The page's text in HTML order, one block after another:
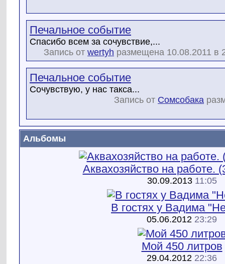
Печальное событие
Спасибо всем за сочувствие,...
Запись от wertyh размещена 10.08.2011 в
Печальное событие
Сочувствую, у нас такса...
Запись от Сомсобака
Альбомы
Аквахозяйство на работе.
30.09.2013 11:05
В гостях у Вадима
05.06.2012 23:29
Мой 450 литров
29.04.2012 22:36